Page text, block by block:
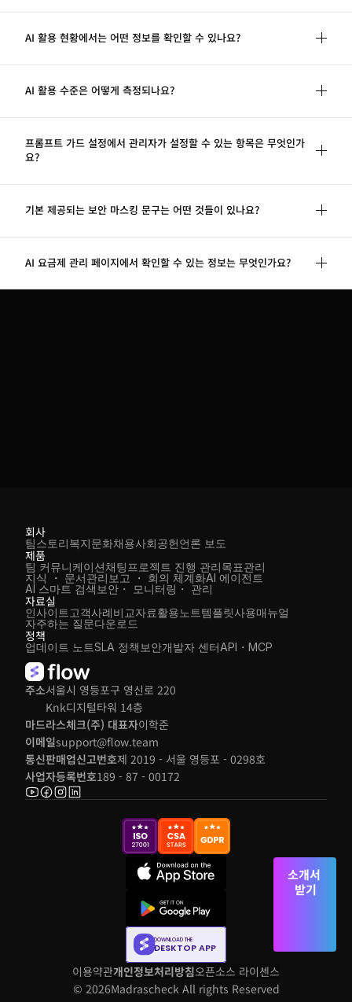
관리자 전용 대시보드에서는 AI 활용 현황 분석, 프롬프트 가드
AI 활용 현황에서는 어떤 정보를 확인할 수 있나요?
리포트, 사용자, 부서, 모델 4개 탭으로 구성되어 있으며 부서 및
• 리포트 : 총 AI 요청 수, 활성 사용자 수, AI 활용 수준, 최다 사용
기능 등 핵심 인사이트와 함께 최근 6개월 사용량 추이, AI 활용
색, 이미지 생성 등 기능별 사용 횟수를 확인할 수 있습니다.
• 모델 : GPT, Claude, Gemini 등 프로바이더별 모델의 월 사용
량과 비중을 확인할 수 있습니다.
AI 활용 수준은 어떻게 측정되나요?
월 10회 이상 AI를 사용하는 활성 유저 비율을 기준으로 측정합
니다.
• 정착 단계 (≥50%) : 예시) 월 10회 이상 사용자 비율 55%
• 도입 단계 (<30%) : 예시) 월 10회 이상 사용자 비율 15%
프롬프트 가드 설정에서 관리자가 설정할 수 있는 항목은 무엇인가
요?
세 가지 항목을 설정할 수 있습니다.
킹 기능이 자동 적용됩니다. 마스킹 처리로 인해 AI 응답 시간이
• 클린 대화 모드 : 업무와 관계없는 대화(폭력·음란 등)를 자동으
기본 제공되는 보안 마스킹 문구는 어떤 것들이 있나요?
총 19개의 문구가 기본 활성화 상태로 제공됩니다.
AI 요금제 관리 페이지에서 확인할 수 있는 정보는 무엇인가요?
주소서울시 영등포구 영신로 220
Knk디지털타워 14층
마드라스체크(주) 대표자이학준
이메일support@flow.team
통신판매업신고번호제 2019 - 서울 영등포 - 0298호
사업자등록번호189 - 87 - 00172
회사
팀스토리복지문화채용사회공헌언론 보도
제품
팀 커뮤니케이션채팅 프로젝트 진행 관리목표관리
지식 ・ 문서관리 보고 ・ 회의 체계화
AI 스마트 검색
AI 에이전트
보안・ 모니터링・ 관리
자료실
인사이트 고객사례비교자료활용노트템플릿사용매뉴얼
자주하는 질문다운로드
정책
업데이트 노트SLA 정책 보안개발자 센터API・MCP
DOWNLOAD THE
DESKTOP APP
이용약관개인정보처리방침오픈소스 라이센스
© 2026Madrascheck All rights Reserved
소개서
받기